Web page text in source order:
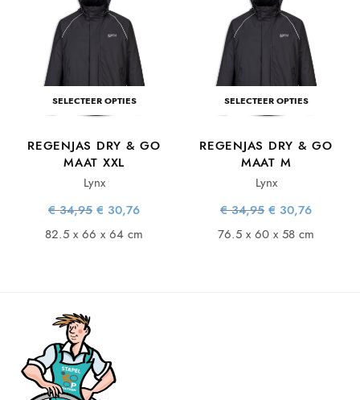
SELECTEER OPTIES
REGENJAS DRY & GO
MAAT XXL
Lynx
€34,95 Oorspronkelijke
prijs was:
€ 34,95.
€ 30,76
€ 30,76.
82.5 x 66 x 64 cm
SELECTEER OPTIES
REGENJAS DRY & GO
MAAT M
Lynx
€34,95 Oorspronkelijke
prijs was:
€ 34,95.
€ 30,76
€ 30,76.
76.5 x 60 x 58 cm